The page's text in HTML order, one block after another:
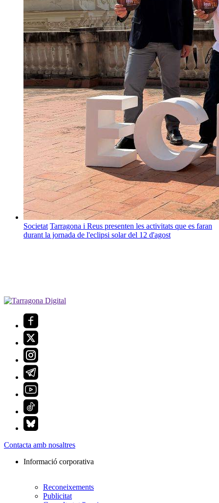
Societat Tarragona i Reus presenten les activitats que es faran
durant la jornada de l'eclipsi solar del 12 d'agost
Contacta amb nosaltres
Informació corporativa
Reconeixements
Publicitat